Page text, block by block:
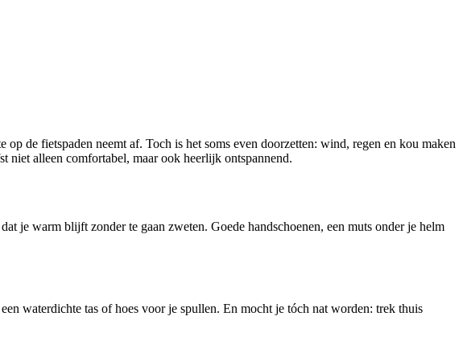
de fietspaden neemt af. Toch is het soms even doorzetten: wind, regen en kou maken
niet alleen comfortabel, maar ook heerlijk ontspannend.
je warm blijft zonder te gaan zweten. Goede handschoenen, een muts onder je helm
waterdichte tas of hoes voor je spullen. En mocht je tóch nat worden: trek thuis